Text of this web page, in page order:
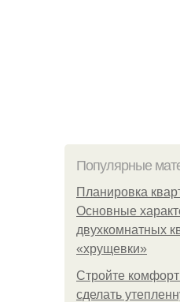
Популярные
Планировка
Основные
двухкомнатных
«хрущевки»
Стройте
сделать